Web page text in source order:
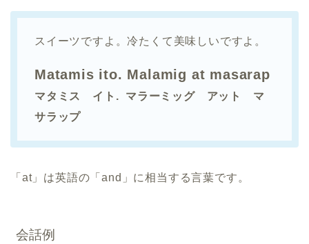
スイーツですよ。冷たくて美味しいですよ。
Matamis ito. Malamig at masarap
マタミス イト. マラーミッグ アット マ
サラップ
「at」は英語の「and」に相当する言葉です。
会話例